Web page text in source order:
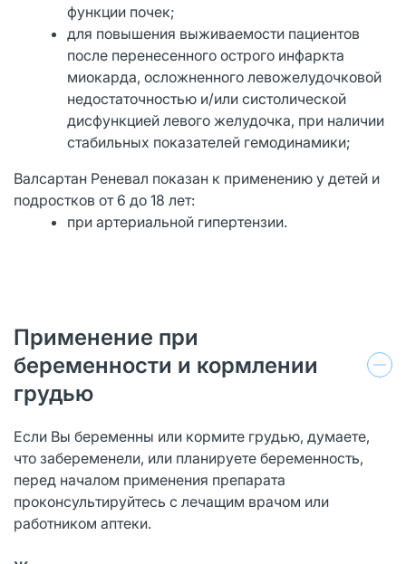
функции почек;
для повышения выживаемости пациентов
после перенесенного острого инфаркта
миокарда, осложненного левожелудочковой
недостаточностью и/или систолической
дисфункцией левого желудочка, при наличии
стабильных показателей гемодинамики;
Валсартан Реневал показан к применению у детей и
подростков от 6 до 18 лет:
при артериальной гипертензии.
Применение при
беременности и кормлении
грудью
Если Вы беременны или кормите грудью, думаете,
что забеременели, или планируете беременность,
перед началом применения препарата
проконсультируйтесь с лечащим врачом или
работником аптеки.